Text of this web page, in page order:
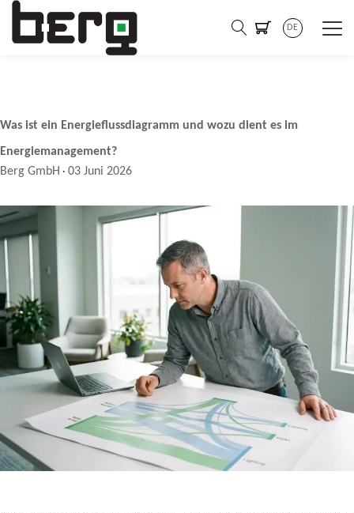
DE
Was ist ein Energieflussdiagramm und wozu dient es im
Energiemanagement?
Berg GmbH · 03 Juni 2026